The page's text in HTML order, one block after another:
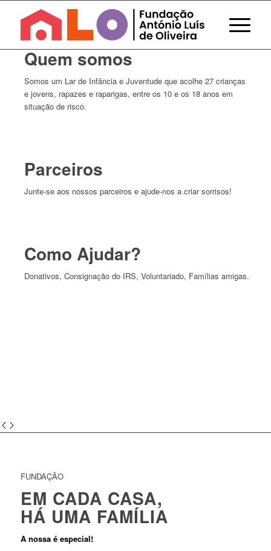
Quem somos
Somos um Lar de Infância e Juventude que acolhe 27 crianças
e jovens, rapazes e raparigas, entre os 10 e os 18 anos em
situação de risco.
Parceiros
Junte-se aos nossos parceiros e ajude-nos a criar sorrisos!
Como Ajudar?
Donativos, Consignação do IRS, Voluntariado, Famílias amigas.
FUNDAÇÃO
EM CADA CASA,
HÁ UMA FAMÍLIA
A nossa é especial!